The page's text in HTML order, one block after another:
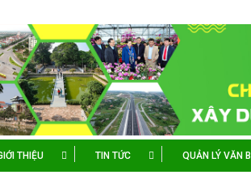
THIỆU TIN TỨC QUẢN LÝ VĂN